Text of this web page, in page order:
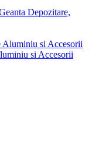
Depozitare,
si Accesorii